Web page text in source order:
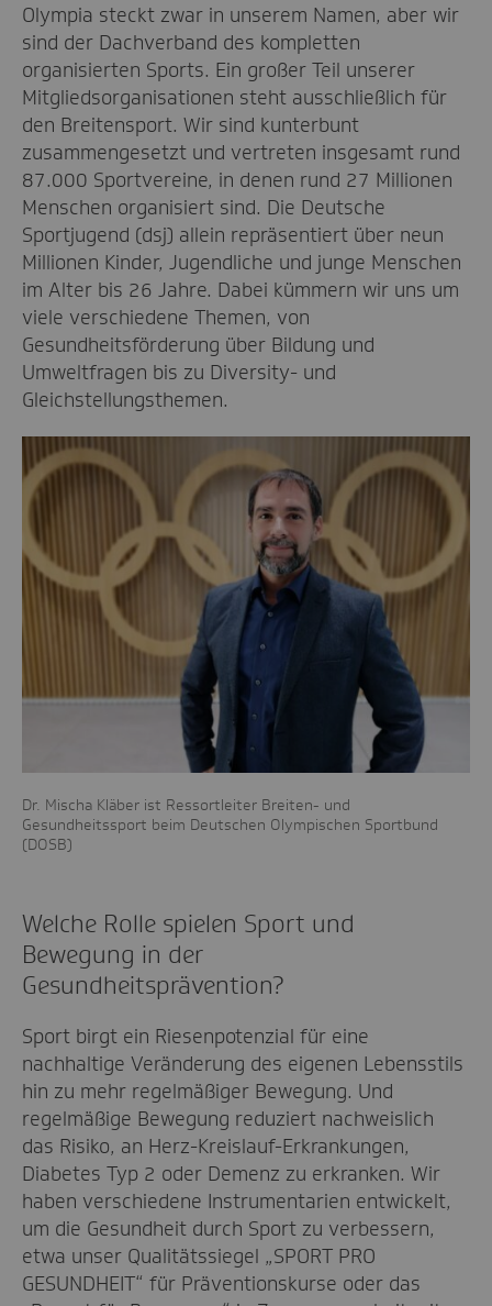
Olympia steckt zwar in unserem Namen, aber wir
sind der Dachverband des kompletten
organisierten Sports. Ein großer Teil unserer
Mitgliedsorganisationen steht ausschließlich für
den Breitensport. Wir sind kunterbunt
zusammengesetzt und vertreten insgesamt rund
87.000 Sportvereine, in denen rund 27 Millionen
Menschen organisiert sind. Die Deutsche
Sportjugend (dsj) allein repräsentiert über neun
Millionen Kinder, Jugendliche und junge Menschen
im Alter bis 26 Jahre. Dabei kümmern wir uns um
viele verschiedene Themen, von
Gesundheitsförderung über Bildung und
Umweltfragen bis zu Diversity- und
Gleichstellungsthemen.
Dr. Mischa Kläber ist Ressortleiter Breiten- und
Gesundheitssport beim Deutschen Olympischen Sportbund
(DOSB)
Welche Rolle spielen Sport und
Bewegung in der
Gesundheitsprävention?
Sport birgt ein Riesenpotenzial für eine
nachhaltige Veränderung des eigenen Lebensstils
hin zu mehr regelmäßiger Bewegung. Und
regelmäßige Bewegung reduziert nachweislich
das Risiko, an Herz-Kreislauf-Erkrankungen,
Diabetes Typ 2 oder Demenz zu erkranken. Wir
haben verschiedene Instrumentarien entwickelt,
um die Gesundheit durch Sport zu verbessern,
etwa unser Qualitätssiegel „SPORT PRO
GESUNDHEIT“ für Präventionskurse oder das